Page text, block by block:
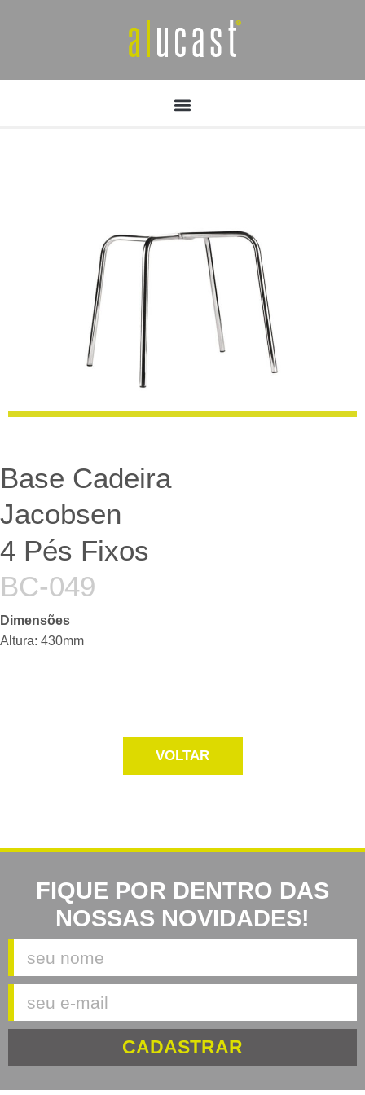
Base Cadeira
Jacobsen
4 Pés Fixos
BC-049
Dimensões
Altura: 430mm
VOLTAR
FIQUE POR DENTRO DAS
NOSSAS NOVIDADES!
CADASTRAR